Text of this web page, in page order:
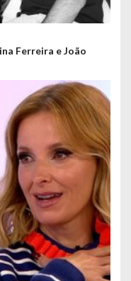
Ferreira e João